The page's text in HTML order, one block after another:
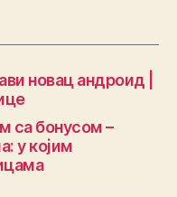
новац андроид |
са бонусом –
у којим